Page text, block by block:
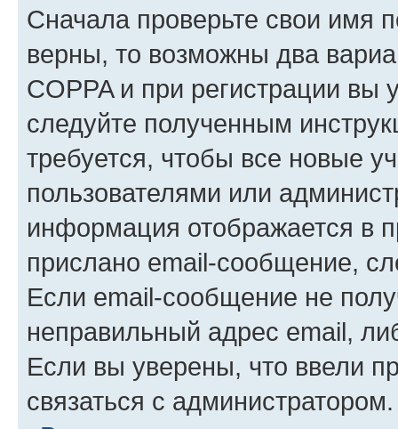
Сначала проверьте свои имя
верны, то возможны два
COPPA и при регистрации вы
следуйте полученным
требуется, чтобы все новые
пользователями или
информация отображается в
прислано email-сообщение,
Если email-сообщение не
неправильный адрес email,
Если вы уверены, что ввели
связаться с администратором.